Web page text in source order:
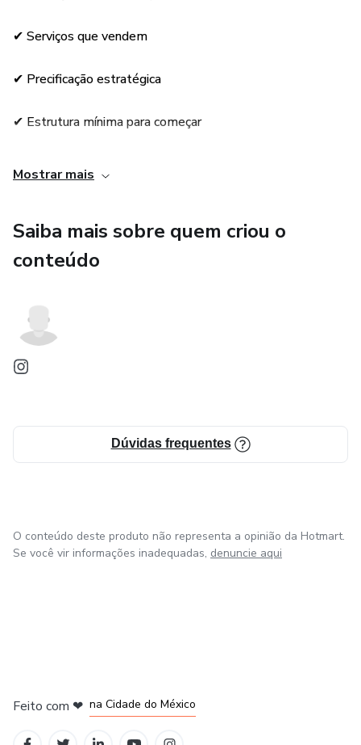
✔ Serviços que vendem
✔ Precificação estratégica
✔ Estrutura mínima para começar
✔ Rotina prática de trabalho
✔ Capítulo bônus: como fechar contratos mesmo sendo
iniciante
Mostrar mais
Saiba mais sobre quem criou o
conteúdo
Dúvidas frequentes
O conteúdo deste produto não representa a opinião da Hotmart.
Se você vir informações inadequadas, denuncie aqui
Feito com ❤ na Cidade do México